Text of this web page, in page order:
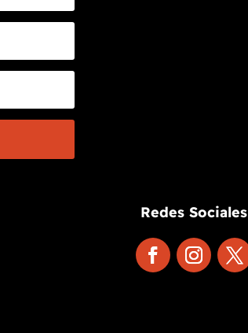
Redes Sociales